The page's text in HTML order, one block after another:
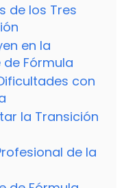
de los Tres
en la
de Fórmula
con
la Transición
de la